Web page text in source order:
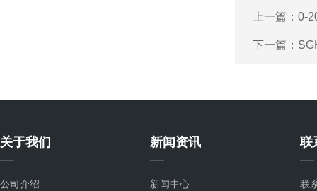
上一篇： 0-
下一篇：
关于我们
公司介绍
新闻资讯
新闻中心
联
联